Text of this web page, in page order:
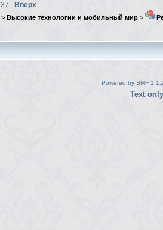
37 Вверх
> Высокие технологии и мобильный мир >
Powered by SMF
Text